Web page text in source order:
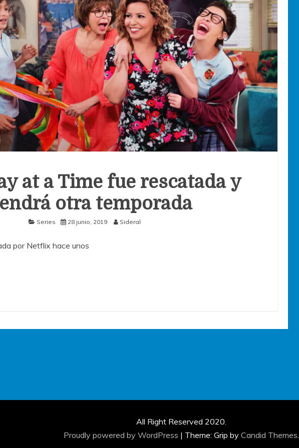
at a Time fue rescatada y
otra temporada
Series 28 junio, 2019 Sideral
por Netflix hace unos
All Right Reserved 2020.
Proudly powered by WordPress | Theme: Grip by Candid Themes.